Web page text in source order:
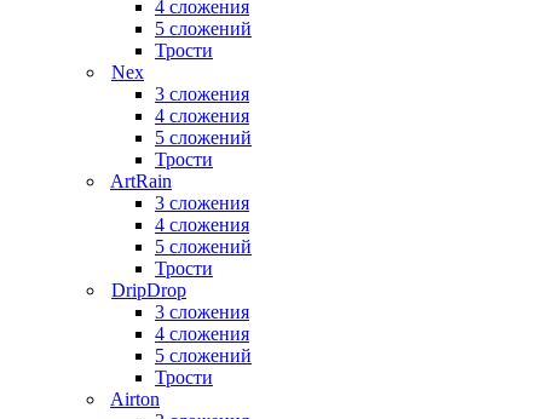
4 сложения
5 сложений
Трости
Nex
3 сложения
4 сложения
5 сложений
Трости
ArtRain
3 сложения
4 сложения
5 сложений
Трости
DripDrop
3 сложения
4 сложения
5 сложений
Трости
Airton